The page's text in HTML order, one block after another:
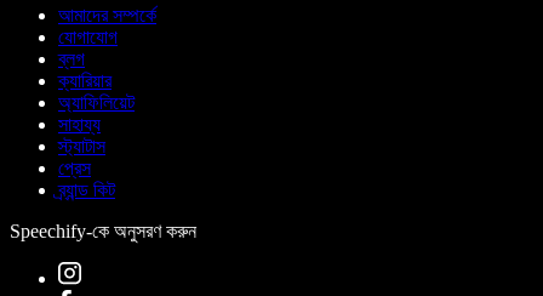
আমাদের সম্পর্কে
যোগাযোগ
ব্লগ
ক্যারিয়ার
অ্যাফিলিয়েট
সাহায্য
স্ট্যাটাস
প্রেস
ব্র্যান্ড কিট
Speechify-কে অনুসরণ করুন